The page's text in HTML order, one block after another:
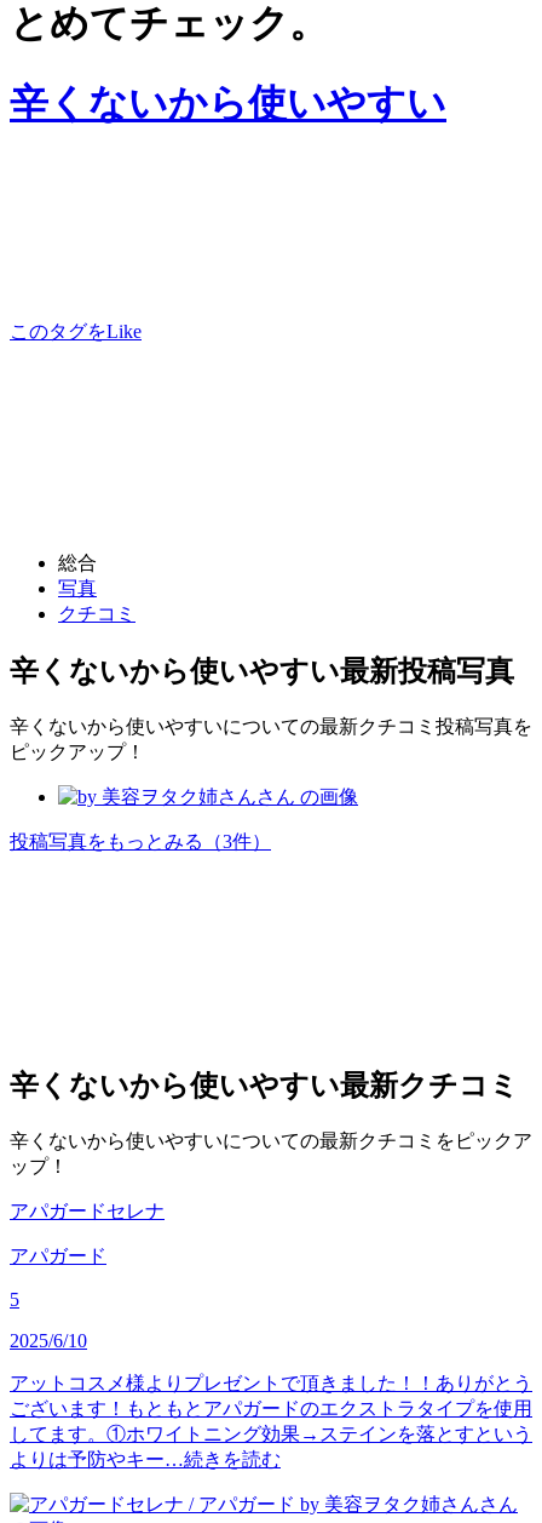
とめてチェック。
辛くないから使いやすい
このタグをLike
総合
写真
クチコミ
辛くないから使いやすい最新投稿写真
辛くないから使いやすいについての最新クチコミ投稿写真を
ピックアップ！
投稿写真をもっとみる （3件）
辛くないから使いやすい最新クチコミ
辛くないから使いやすいについての最新クチコミをピックア
ップ！
アパガードセレナ
アパガード
5
2025/6/10
アットコスメ様よりプレゼントで頂きました！！ありがとう
ございます！もともとアパガードのエクストラタイプを使用
してます。①ホワイトニング効果→ステインを落とすという
よりは予防やキー…続きを読む